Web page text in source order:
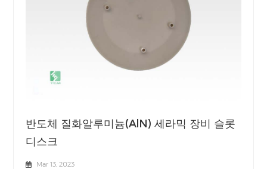
반도체 질화알루미늄(AlN) 세라믹 장비 슬롯
디스크
Mar 13, 2023